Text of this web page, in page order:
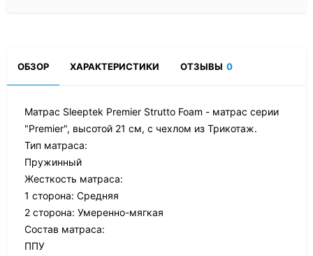
ОБЗОР ХАРАКТЕРИСТИКИ ОТЗЫВЫ 0
Матрас Sleeptek Premier Strutto Foam - матрас серии
"Premier", высотой 21 см, с чехлом из Трикотаж.
Тип матраса:
Пружинный
Жесткость матраса:
1 сторона: Средняя
2 сторона: Умеренно-мягкая
Состав матраса:
ППУ